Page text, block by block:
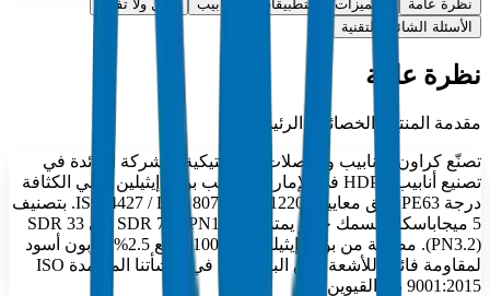
نظرة عامة المميزات التطبيقات الأنابيب
افعل ولا تفعل
الأسئلة الشائعة التقنية
نظرة عامة
مقدمة المنتج والخصائص الرئيسية
تصنّع كراون للأنابيب والوصلات البلاستيكية، الشركة الرائدة في
تصنيع أنابيب HDPE في الإمارات، أنابيب بولي إيثيلين عالي الكثافة
درجة PE63 وفق معايير ISO 4427 / DIN 8074 / EN 12201. بتصنيف
5 ميجاباسكال بسمك جدار يمتد من SDR 7.4 (PN16) إلى SDR 33
(PN3.2). مصنعة من بولي إيثيلين خام 100% مع 2.5% كربون أسود
لمقاومة فائقة للأشعة فوق البنفسجية في منشأتنا المعتمدة ISO
9001:2015 بأم القيوين.